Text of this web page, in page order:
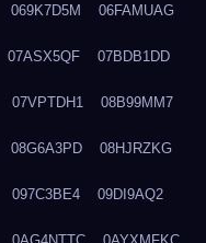
069K7D5M 06FAMUAG
07ASX5QF 07BDB1DD
07VPTDH1 08B99MM7
08G6A3PD 08HJRZKG
097C3BE4 09DI9AQ2